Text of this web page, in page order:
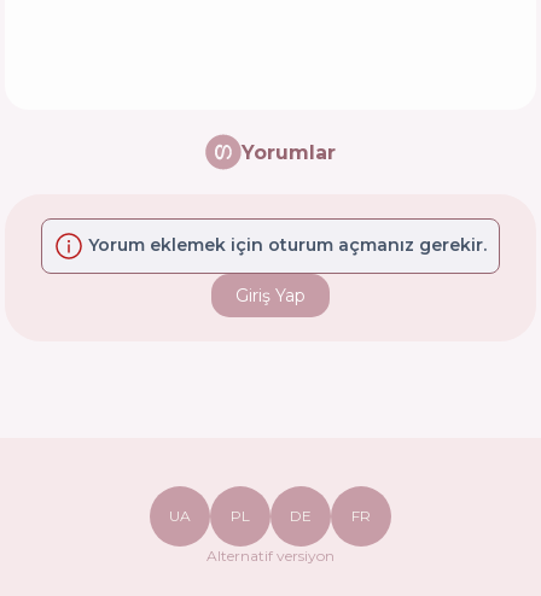
Yorumlar
Yorum eklemek için oturum açmanız gerekir.
Giriş Yap
UA PL DE FR
Alternatif versiyon